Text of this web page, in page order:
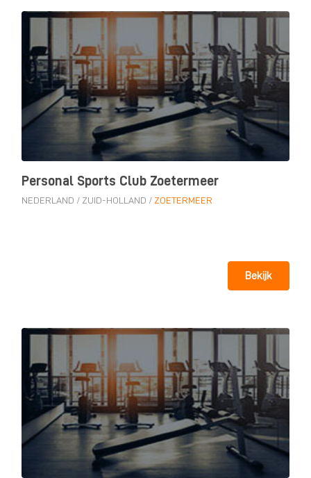
Personal Sports Club Zoetermeer
NEDERLAND / ZUID-HOLLAND / ZOETERMEER
Bekijk